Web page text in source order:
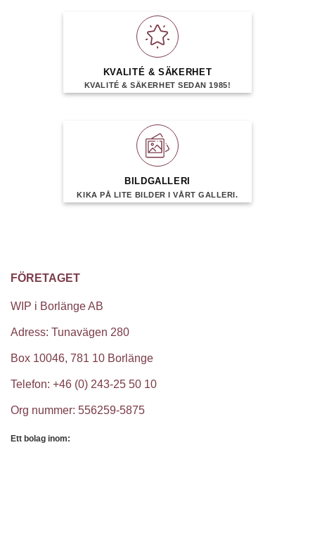
KVALITÉ & SÄKERHET
KVALITÉ & SÄKERHET SEDAN 1985!
BILDGALLERI
KIKA PÅ LITE BILDER I VÅRT GALLERI.
FÖRETAGET
WIP i Borlänge AB
Adress: Tunavägen 280
Box 10046, 781 10 Borlänge
Telefon: +46 (0) 243-25 50 10
Org nummer: 556259-5875
Ett bolag inom: